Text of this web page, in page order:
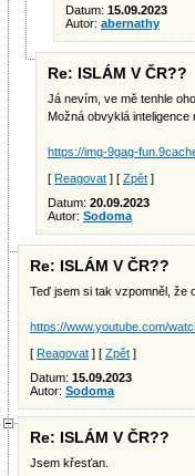
Datum: 15.09.2023
Autor: abernathy
Re: ISLÁM V ČR??
Já nevím, ve mě tenhle
Možná obvyklá inteligence
https://img-9gag-
[ Reagovat ] [ Zpět ]
Datum: 20.09.2023
Autor: Sodoma
Re: ISLÁM V ČR??
Teď jsem si tak vzpomněl, že
https://www.youtube.com/
[ Reagovat ] [ Zpět ]
Datum: 15.09.2023
Autor: Sodoma
Re: ISLÁM V ČR??
Jsem křesťan.